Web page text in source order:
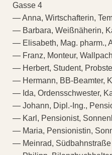
Gasse 4
— Anna, Wirtschafterin,
— Barbara, Weißnäherin,
— Elisabeth, Mag. pharm.,
— Franz, Monteur,
— Herbert, Student,
— Hermann, BB-Beamter,
— Ida, Ordensschwester,
— Johann, Dipl.-Ing.,
— Karl, Pensionist,
— Maria, Pensionistin,
— Meinrad, Südbahnstraße